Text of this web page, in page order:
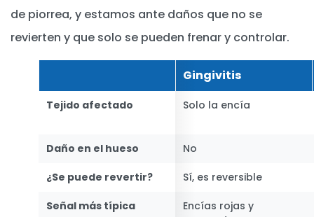
de piorrea, y estamos ante daños que no se
revierten y que solo se pueden frenar y controlar.
Gingivitis
Tejido afectado Solo la encía
Daño en el hueso No
¿Se puede revertir? Sí, es reversible
Señal más típica
Encías rojas y